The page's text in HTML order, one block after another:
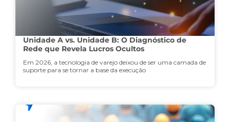
Unidade A vs. Unidade B: O Diagnóstico de
Rede que Revela Lucros Ocultos
Em 2026, a tecnologia de varejo deixou de ser uma camada de
suporte para se tornar a base da execução